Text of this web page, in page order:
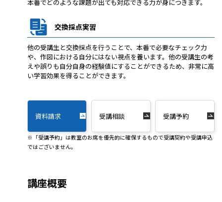
本番でどのような課題が出ても対応できる力が身につきます。
交換採点実習
他の受講生と交換採点を行うことで、本番で必要なチェック力
や、作図における自分にはない視点を養います。他の受講生の考
えや誤りも自分自身の経験値にすることができるため、非常に高
い学習効果を得ることができます。
資料請求 受講相談 受講予約
※「受講予約」は教室のお席を優先的に確保するもので受講契約や受講申込
ではございません。
講座概要